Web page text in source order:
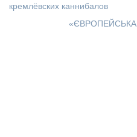
кремлёвских каннибалов
«ЄВРОПЕЙСЬКА